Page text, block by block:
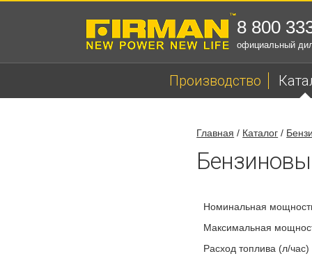
8 800
официальный
Производство
Главная / Каталог /
Номинальная
Максимальная
Расход топлива (л/час)